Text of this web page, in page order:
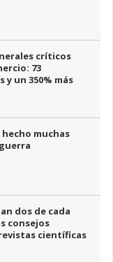
críticos
73
y un 350% más
hecho muchas
dos de cada
consejos
científicas